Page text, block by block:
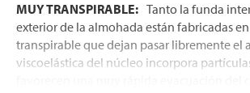
MUY TRANSPIRABLE: Tanto la funda
exterior de la almohada están fabricadas
transpirable que dejan pasar libremente el
viscoelástica del núcleo incorpora